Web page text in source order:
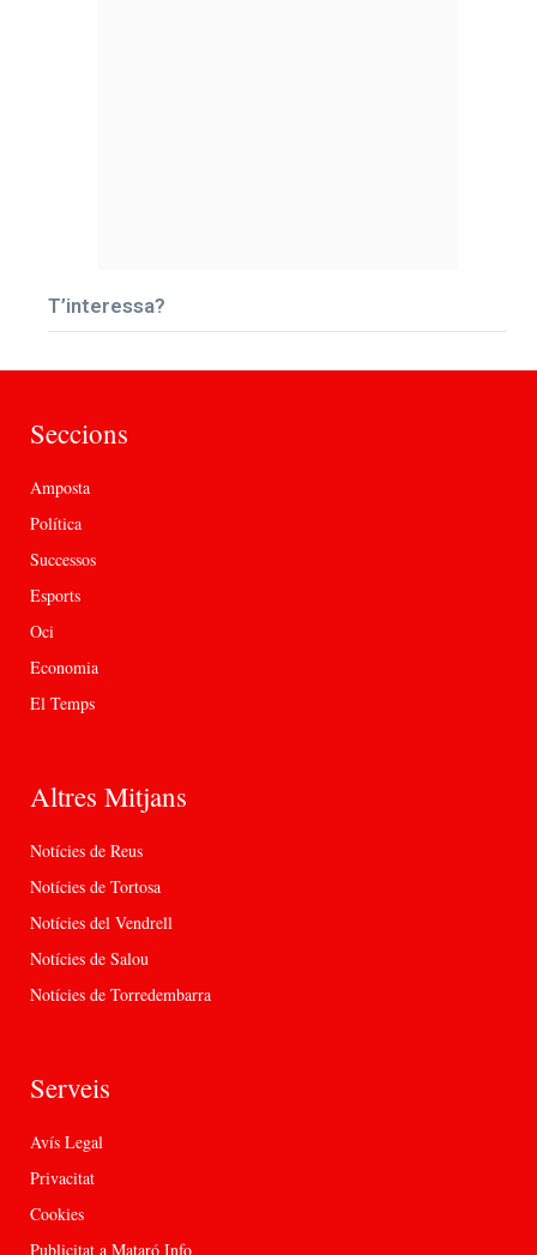
T’interessa?
Seccions
Amposta
Política
Successos
Esports
Oci
Economia
El Temps
Altres Mitjans
Notícies de Reus
Notícies de Tortosa
Notícies del Vendrell
Notícies de Salou
Notícies de Torredembarra
Serveis
Avís Legal
Privacitat
Cookies
Publicitat a Mataró Info